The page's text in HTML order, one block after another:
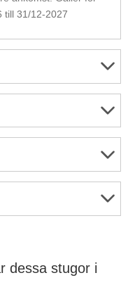
till 31/12-2027
dessa stugor i